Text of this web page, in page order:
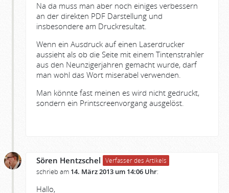
Na da muss man aber noch einiges verbessern
an der direkten PDF Darstellung und
insbesondere am Druckresultat.
Wenn ein Ausdruck auf einen Laserdrucker
aussieht als ob die Seite mit einem Tintenstrahler
aus den Neunzigerjahren gemacht wurde, darf
man wohl das Wort miserabel verwenden.
Man könnte fast meinen es wird nicht gedruckt,
sondern ein Printscreenvorgang ausgelöst.
Sören Hentzschel Verfasser des Artikels
schrieb am 14. März 2013 um 14:06 Uhr:
Hallo,